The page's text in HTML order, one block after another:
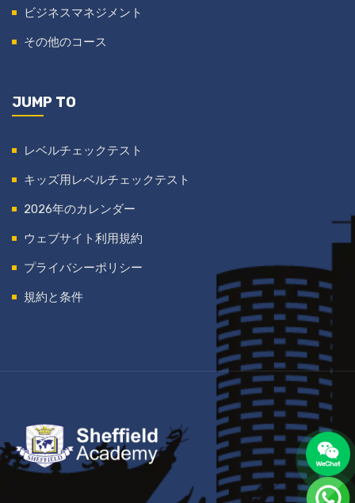
ビジネスマネジメント
その他のコース
JUMP TO
レベルチェックテスト
キッズ用レベルチェックテスト
2026年のカレンダー
ウェブサイト利用規約
プライバシーポリシー
規約と条件